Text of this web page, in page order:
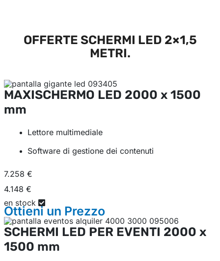
OFFERTE SCHERMI LED 2×1,5
METRI.
MAXISCHERMO LED 2000 x 1500
mm
Lettore multimediale
Software di gestione dei contenuti
7.258 €
4.148 €
en stock
Ottieni un Prezzo
SCHERMI LED PER EVENTI 2000 x
1500 mm